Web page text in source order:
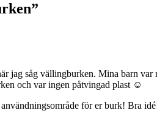
”
jag såg vällingburken. Mina barn
och var ingen påtvingad plast ☺
för er burk! Bra